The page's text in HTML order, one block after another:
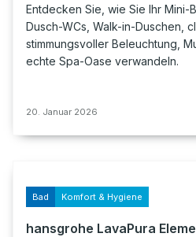
Entdecken Sie, wie Sie Ihr Mini-
Dusch-WCs, Walk-in-Duschen,
stimmungsvoller Beleuchtung,
echte Spa-Oase verwandeln.
20. Januar 2026
Bad Komfort & Hygiene
hansgrohe LavaPura